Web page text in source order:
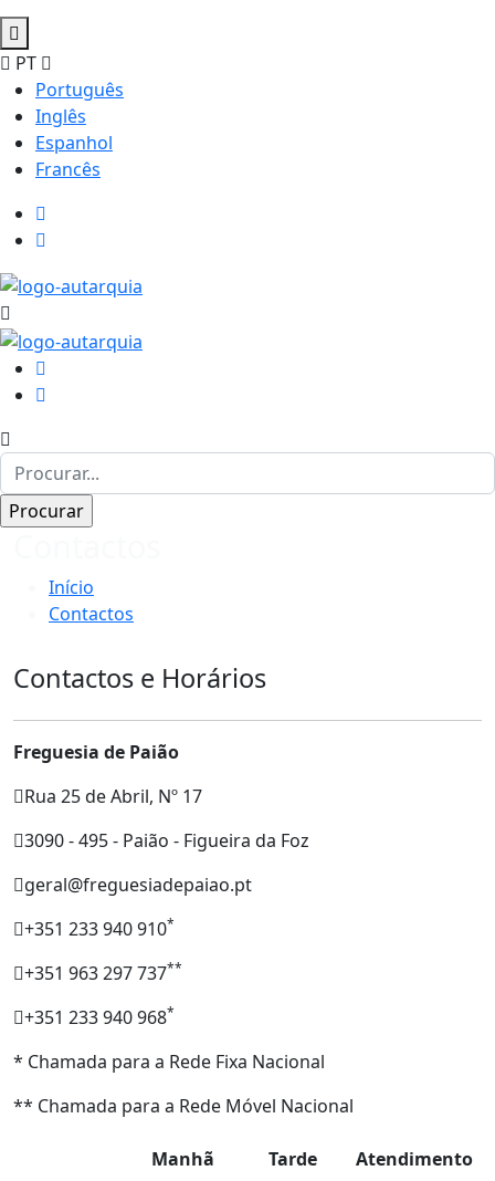
PT
Português
Inglês
Espanhol
Francês
Início
Contactos
Contactos e Horários
Freguesia de Paião
Rua 25 de Abril, Nº 17
3090 - 495 - Paião - Figueira da Foz
geral@freguesiadepaiao.pt
+351 233 940 910*
+351 963 297 737**
+351 233 940 968*
* Chamada para a Rede Fixa Nacional
** Chamada para a Rede Móvel Nacional
Manhã Tarde Atendimento